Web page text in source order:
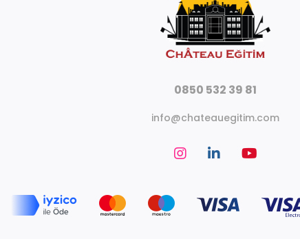
0850 532 39 81
info@chateauegitim.com